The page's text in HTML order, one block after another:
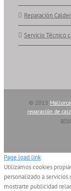
Reparación
Servicio Técnico
© 2015
reparación de
Page load link
Utilizamos cookies
personalizado a
mostrarte publicidad